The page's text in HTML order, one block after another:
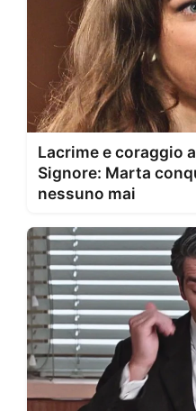
Lacrime e coraggio
Signore: Marta
nessuno mai